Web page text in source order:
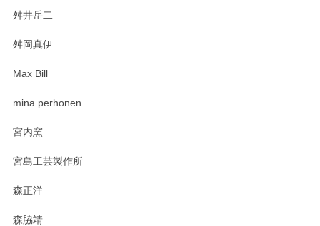
おかけしました。 ありがとうございます。
舛井岳二
舛岡真伊
Max Bill
mina perhonen
宮内窯
宮島工芸製作所
森正洋
森脇靖